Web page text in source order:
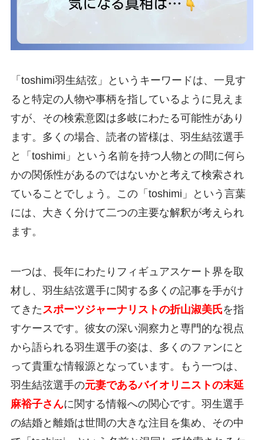
「toshimi羽生結弦」というキーワードは、一見す
ると特定の人物や事柄を指しているように見えま
すが、その検索意図は多岐にわたる可能性があり
ます。多くの場合、読者の皆様は、羽生結弦選手
と「toshimi」という名前を持つ人物との間に何ら
かの関係性があるのではないかと考えて検索され
ていることでしょう。この「toshimi」という言葉
には、大きく分けて二つの主要な解釈が考えられ
ます。
一つは、長年にわたりフィギュアスケート界を取
材し、羽生結弦選手に関する多くの記事を手がけ
てきたスポーツジャーナリストの折山淑美氏を指
すケースです。彼女の深い洞察力と専門的な視点
から語られる羽生選手の姿は、多くのファンにと
って貴重な情報源となっています。もう一つは、
羽生結弦選手の元妻であるバイオリニストの末延
麻裕子さんに関する情報への関心です。羽生選手
の結婚と離婚は世間の大きな注目を集め、その中